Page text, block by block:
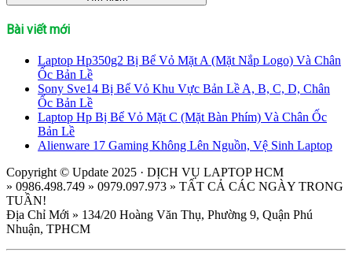
Bài viết mới
Laptop Hp350g2 Bị Bể Vỏ Mặt A (Mặt Nắp Logo) Và Chân
Ốc Bản Lề
Sony Sve14 Bị Bể Vỏ Khu Vực Bản Lề A, B, C, D, Chân
Ốc Bản Lề
Laptop Hp Bị Bể Vỏ Mặt C (Mặt Bàn Phím) Và Chân Ốc
Bản Lề
Alienware 17 Gaming Không Lên Nguồn, Vệ Sinh Laptop
Copyright © Update 2025 · DỊCH VỤ LAPTOP HCM
» 0986.498.749 » 0979.097.973 » TẤT CẢ CÁC NGÀY TRONG
TUẦN!
Địa Chỉ Mới » 134/20 Hoàng Văn Thụ, Phường 9, Quận Phú
Nhuận, TPHCM